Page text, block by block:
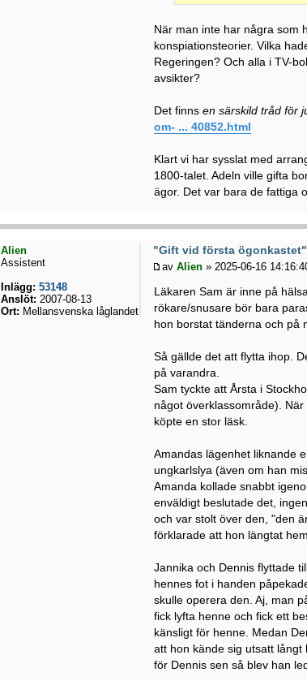
När man inte har några som
konspiationsteorier. Vilka
Regeringen? Och alla i TV-
avsikter?
Det finnsen särskild tråd för
om- ... 40852.html
Klart vi har sysslat med
1800-talet. Adeln ville gifta
ägor. Det var bara de fattiga
"Gift vid första
avAlien » 2025-06-16
Läkaren Sam är inne på
rökare/snusare bör bara
hon borstat tänderna och på
Så gällde det att flytta ihop.
på varandra.
Sam tyckte att Årsta i
något överklassområde).
köpte en stor läsk.
Amandas lägenhet liknande
ungkarlslya (även om han
Amanda kollade snabbt
enväldigt beslutade det,
och var stolt över den, "den
förklarade att hon längtat
Jannika och Dennis flyttade
hennes fot i handen
skulle operera den. Aj, man
fick lyfta henne och fick ett
känsligt för henne. Medan
att hon kände sig utsatt
för Dennis sen så blev han
Alien
Assistent
Inlägg: 53148
Anslöt: 2007-08-13
Ort: Mellansvenska låglandet